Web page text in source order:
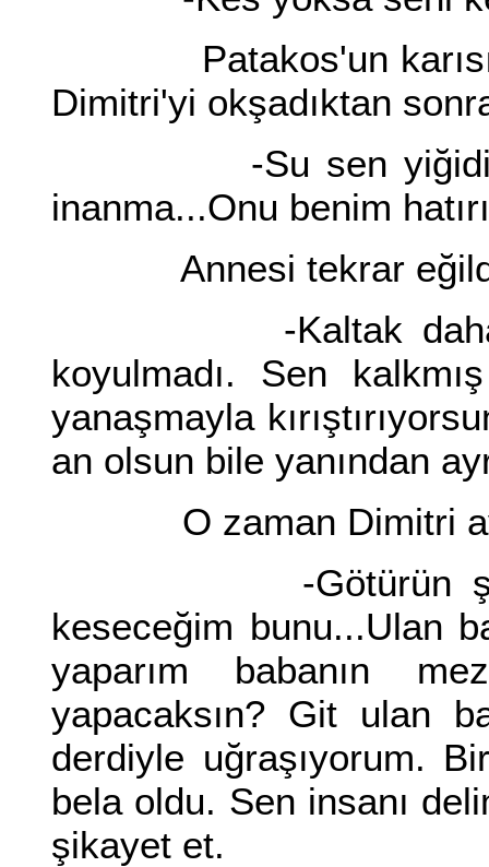
Patakos'un karısı
Dimitri'yi okşadıktan
-Su sen yiğidim.
inanma...Onu benim
Annesi tekrar eğildi.
-Kaltak daha
koyulmadı. Sen
yanaşmayla
an olsun bile yanından
O zaman Dimitri
-Götürün şu
keseceğim bunu...Ulan
yaparım babanın
yapacaksın? Git ulan
derdiyle uğraşıyorum.
bela oldu. Sen insanı
şikayet et.